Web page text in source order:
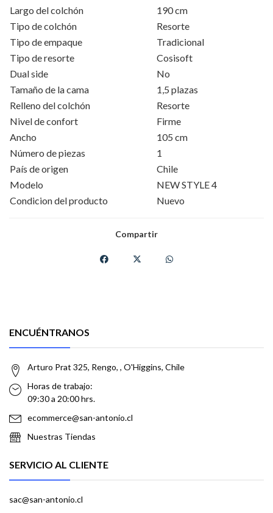
Largo del colchón
190 cm
Tipo de colchón
Resorte
Tipo de empaque
Tradicional
Tipo de resorte
Cosisoft
Dual side
No
Tamaño de la cama
1,5 plazas
Relleno del colchón
Resorte
Nivel de confort
Firme
Ancho
105 cm
Número de piezas
1
País de origen
Chile
Modelo
NEW STYLE 4
Condicion del producto
Nuevo
Compartir
ENCUÉNTRANOS
Arturo Prat 325, Rengo, , O'Higgins, Chile
Horas de trabajo:
09:30 a 20:00 hrs.
ecommerce@san-antonio.cl
Nuestras Tiendas
SERVICIO AL CLIENTE
sac@san-antonio.cl